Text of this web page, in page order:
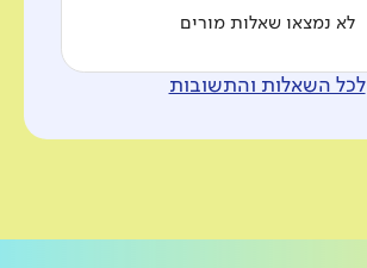
לא נמצאו שאלות מורים
לכל השאלות והתשובות